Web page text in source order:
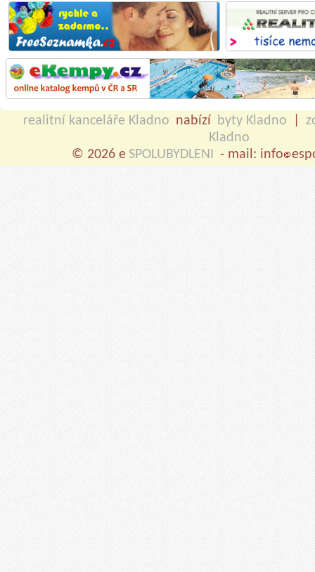
realitní kanceláře Kladno nabízí byty Kladno
Kladno
© 2026 e SPOLUBYDLENI - mail: info